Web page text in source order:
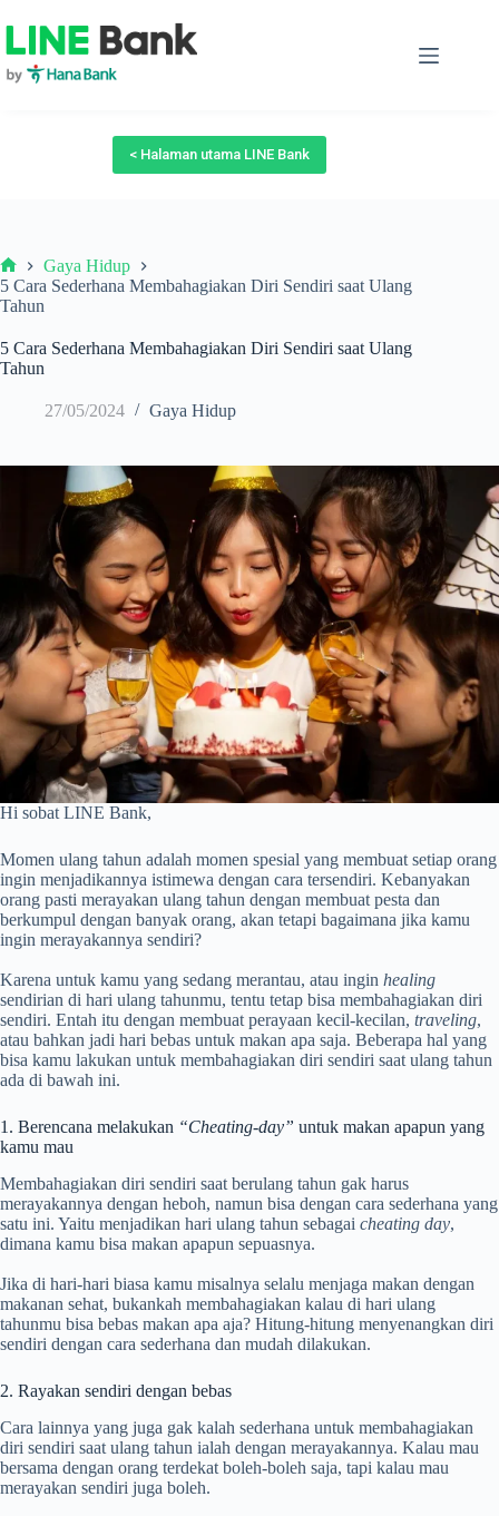
to
content
< Halaman utama LINE Bank
Beranda
Gaya Hidup
5 Cara Sederhana Membahagiakan Diri Sendiri saat Ulang
Tahun
5 Cara Sederhana Membahagiakan Diri Sendiri saat Ulang
Tahun
27/05/2024 Gaya Hidup
Hi sobat LINE Bank,
Momen ulang tahun adalah momen spesial yang membuat setiap orang
ingin menjadikannya istimewa dengan cara tersendiri. Kebanyakan
orang pasti merayakan ulang tahun dengan membuat pesta dan
berkumpul dengan banyak orang, akan tetapi bagaimana jika kamu
ingin merayakannya sendiri?
Karena untuk kamu yang sedang merantau, atau ingin healing
sendirian di hari ulang tahunmu, tentu tetap bisa membahagiakan diri
sendiri. Entah itu dengan membuat perayaan kecil-kecilan, traveling,
atau bahkan jadi hari bebas untuk makan apa saja. Beberapa hal yang
bisa kamu lakukan untuk membahagiakan diri sendiri saat ulang tahun
ada di bawah ini.
1. Berencana melakukan “Cheating-day” untuk makan apapun yang
kamu mau
Membahagiakan diri sendiri saat berulang tahun gak harus
merayakannya dengan heboh, namun bisa dengan cara sederhana yang
satu ini. Yaitu menjadikan hari ulang tahun sebagai cheating day,
dimana kamu bisa makan apapun sepuasnya.
Jika di hari-hari biasa kamu misalnya selalu menjaga makan dengan
makanan sehat, bukankah membahagiakan kalau di hari ulang
tahunmu bisa bebas makan apa aja? Hitung-hitung menyenangkan diri
sendiri dengan cara sederhana dan mudah dilakukan.
2. Rayakan sendiri dengan bebas
Cara lainnya yang juga gak kalah sederhana untuk membahagiakan
diri sendiri saat ulang tahun ialah dengan merayakannya. Kalau mau
bersama dengan orang terdekat boleh-boleh saja, tapi kalau mau
merayakan sendiri juga boleh.